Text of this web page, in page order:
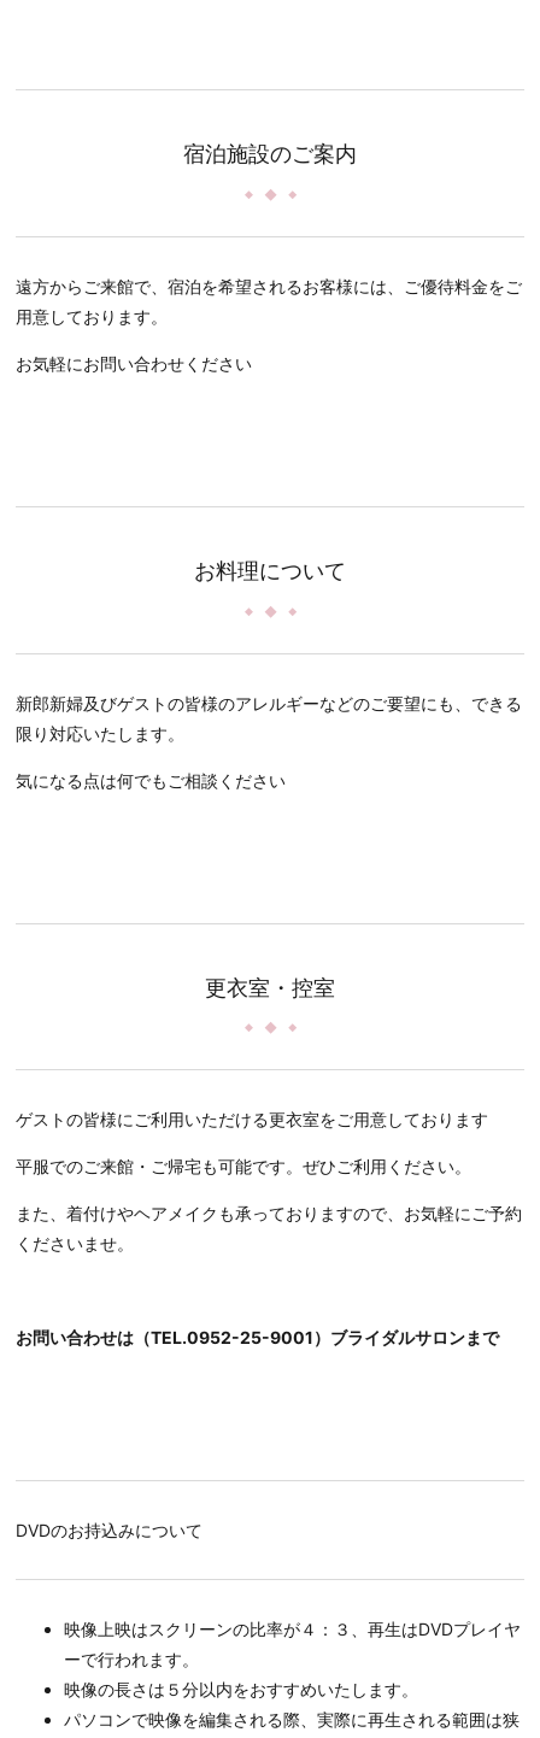
宿泊施設のご案内
遠方からご来館で、宿泊を希望されるお客様には、ご優待料金をご
用意しております。
お気軽にお問い合わせください
お料理について
新郎新婦及びゲストの皆様のアレルギーなどのご要望にも、できる
限り対応いたします。
気になる点は何でもご相談ください
更衣室・控室
ゲストの皆様にご利用いただける更衣室をご用意しております
平服でのご来館・ご帰宅も可能です。ぜひご利用ください。
また、着付けやヘアメイクも承っておりますので、お気軽にご予約
くださいませ。
お問い合わせは（TEL.0952-25-9001）ブライダルサロンまで
DVDのお持込みについて
映像上映はスクリーンの比率が４：３、再生はDVDプレイヤ
ーで行われます。
映像の長さは５分以内をおすすめいたします。
パソコンで映像を編集される際、実際に再生される範囲は狭